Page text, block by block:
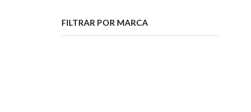
FILTRAR POR MARCA